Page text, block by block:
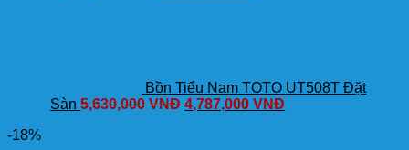
Bồn Tiểu Nam TOTO UT508T Đặt
Sàn 5,630,000VNĐ 4,787,000VNĐ
-18%